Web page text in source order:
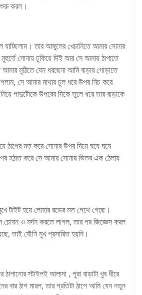
শুরু করল।
তার আঙ্গুলের খেচানিতে আমার সোনার
সোনায় ঢুকিয়ে দিই আর সে আমায় ঠাপাতে
মুঠিতে যেন ধরছেনা আমি বাড়ার গোড়াতে
সে আমার মাথার চুল ধরে উপর নিচ করে
পাদুটোকে উপরের দিকে তুলে ধরে তার বাড়াকে
ঠাপের মত করে সোনার উপর দিয়ে ঘষে ঘষে
হঠাত করে সে আমার সোনার ভিতর এক ঠেলায়
টাইট হয়ে লোহার রডের মত গেথে গেছে।
চোষন ও মর্দন করতে লাগল, তার পর জিজ্ঞেস করল
তাই যৌনি মুখ প্রসারিত হয়নি।
স্টাইলই আলাদা , পুরা বাড়াটা খুব ধীরে
বার ঠাপ মারল, তার প্রতিটা ঠাপে আমি যেন নতুন